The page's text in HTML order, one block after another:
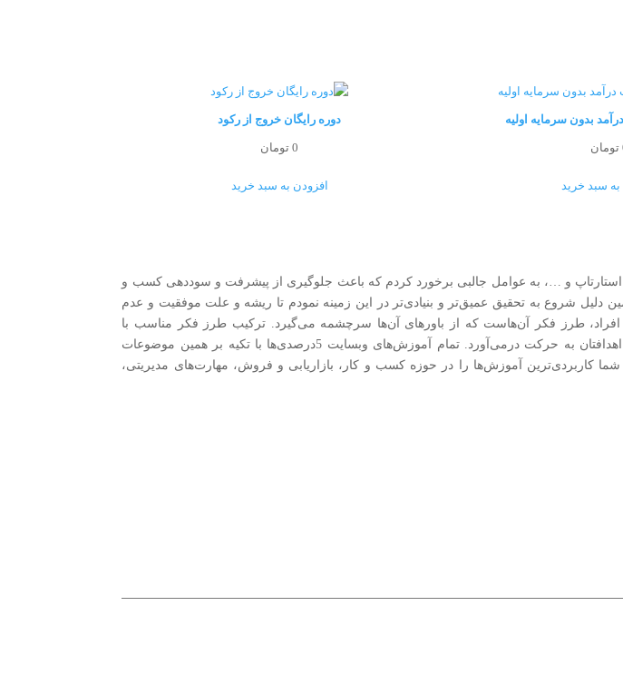
بدون سرمایه اولیه
تومان
به سبد خرید
دوره رایگان خروج از رکود
0 تومان
افزودن به سبد خرید
و …، به عوامل جالبی برخورد کردم که باعث جلوگیری از پیشرفت و سوددهی کسب و
دلیل شروع به تحقیق عمیق‌تر و بنیادی‌تر در این زمینه نمودم تا ریشه و علت موفقیت و عدم
طرز فکر آن‌هاست که از باورهای آن‌ها سرچشمه می‌گیرد. ترکیب طرز فکر مناسب با
یادگیری مهارت‌های کاربردی، معجزه می‌کند و شما را با موتور بسیار قدرتمندی به سمت اهدافتان به حرکت درمی‌آورد. تمام آموزش‌های وبسایت 5درصدی‌ها با تکیه بر همین موضوعات
کاربردی‌ترین آموزش‌ها را در حوزه کسب و کار، بازاریابی و فروش، مهارت‌های مدیریتی،